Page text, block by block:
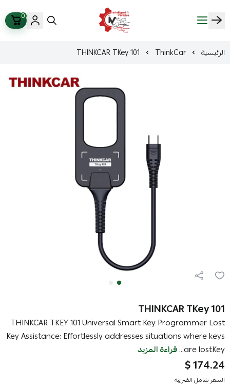
ذكاء المركبات Intelligent Vehicles
0
الرئيسية ThinkCar
THINKCAR TKey 101
THINKCAR TKey 101
THINKCAR TKEY 101 Universal Smart Key Programmer Lost
Key Assistance: Effortlessly addresses situations where keys
are lostKey... قراءة المزيد
174.24 $
السعر شامل الضريبه